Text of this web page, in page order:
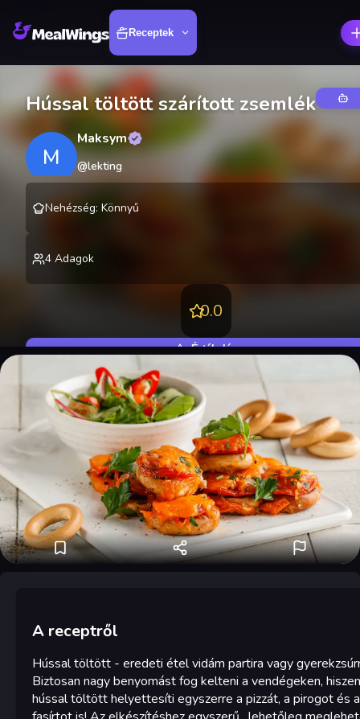
Receptek
Hússal töltött szárított zsemlék
M
Maksym
@lekting
Nehézség: Könnyű
4 Adagok
0.0
Értékelés
A receptről
Hússal töltött - eredeti étel vidám partira vagy
Biztosan nagy benyomást fog kelteni a vendégeken,
hússal töltött helyettesíti egyszerre a pizzát, a pirogot és a